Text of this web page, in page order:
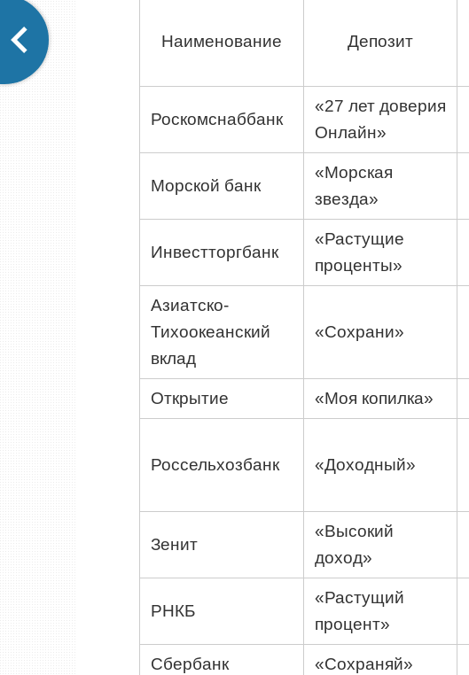
Наименование Депозит
Роскомснаббанк
«27 лет доверия
Онлайн»
Морской банк
«Морская
звезда»
Инвестторгбанк
«Растущие
проценты»
Азиатско-
Тихоокеанский
вклад
«Сохрани»
Открытие «Моя копилка»
Россельхозбанк «Доходный»
Зенит
«Высокий
доход»
РНКБ
«Растущий
процент»
Сбербанк «Сохраняй»